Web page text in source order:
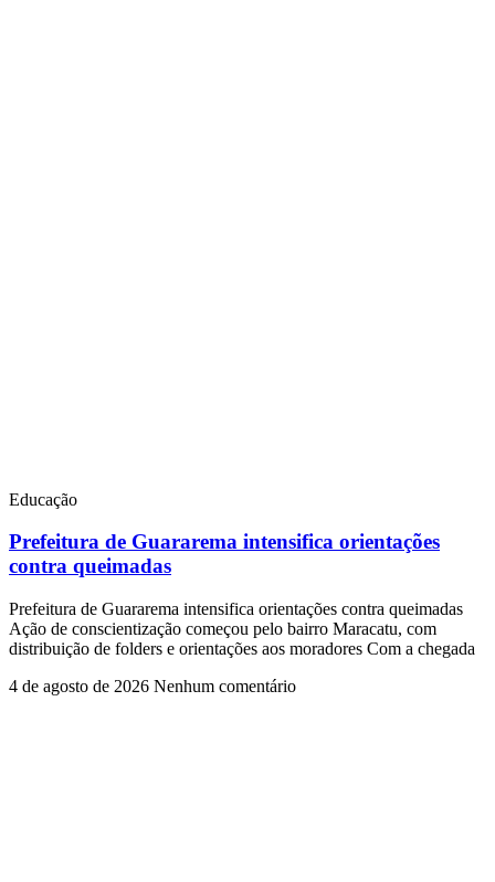
Educação
Prefeitura de Guararema intensifica orientações
contra queimadas
Prefeitura de Guararema intensifica orientações contra queimadas
Ação de conscientização começou pelo bairro Maracatu, com
distribuição de folders e orientações aos moradores Com a chegada
4 de agosto de 2026 Nenhum comentário